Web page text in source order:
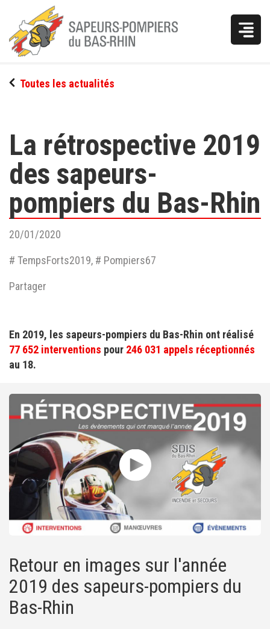
Vous
Toutes les actualités
La rétrospective 2019
des sapeurs-
pompiers du Bas-Rhin
20/01/2020
# TempsForts2019, # Pompiers67
Partager
En 2019, les sapeurs-pompiers du Bas-Rhin ont réalisé
77 652 interventions pour 246 031 appels réceptionnés
au 18.
Retour en images sur l'année
2019 des sapeurs-pompiers du
Bas-Rhin